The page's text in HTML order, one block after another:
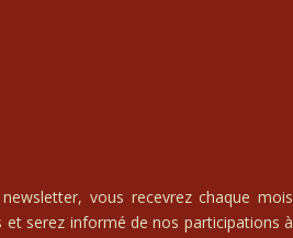
vous recevrez chaque mois
et serez informé de nos participations à